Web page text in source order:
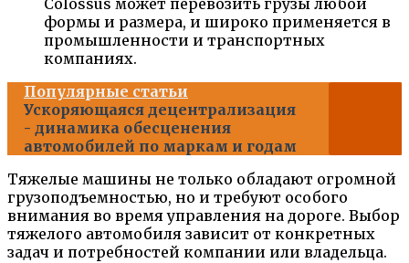
Colossus может перевозить грузы любой
формы и размера, и широко применяется в
промышленности и транспортных
компаниях.
Популярные статьи
Ускоряющаяся децентрализация
- динамика обесценения
автомобилей по маркам и годам
Тяжелые машины не только обладают огромной
грузоподъемностью, но и требуют особого
внимания во время управления на дороге. Выбор
тяжелого автомобиля зависит от конкретных
задач и потребностей компании или владельца.